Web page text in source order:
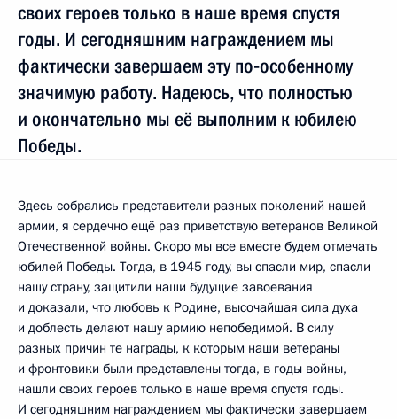
своих героев только в наше время спустя
годы. И сегодняшним награждением мы
фактически завершаем эту по‑особенному
значимую работу. Надеюсь, что полностью
и окончательно мы её выполним к юбилею
Победы.
Здесь собрались представители разных поколений нашей
армии, я сердечно ещё раз приветствую ветеранов Великой
Отечественной войны. Скоро мы все вместе будем отмечать
юбилей Победы. Тогда, в 1945 году, вы спасли мир, спасли
нашу страну, защитили наши будущие завоевания
и доказали, что любовь к Родине, высочайшая сила духа
и доблесть делают нашу армию непобедимой. В силу
разных причин те награды, к которым наши ветераны
и фронтовики были представлены тогда, в годы войны,
нашли своих героев только в наше время спустя годы.
И сегодняшним награждением мы фактически завершаем